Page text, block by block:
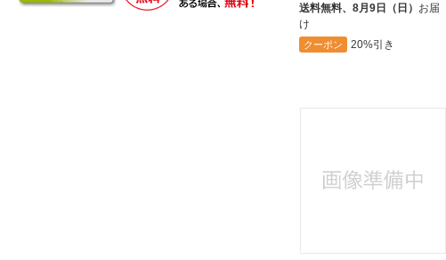
送料無料、 8月9日（日） お届
け
クーポン 20%引き
その他